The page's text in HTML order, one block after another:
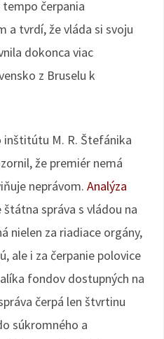
čerpania
a tvrdí, že vláda si svoju
dokonca viac
z Bruselu k
M. R. Štefánika
že premiér nemá
neprávom. Analýza
štátna správa s vládou na
nielen za riadiace orgány,
ale i za čerpanie polovice
fondov dostupných na
čerpá len štvrtinu
súkromného a